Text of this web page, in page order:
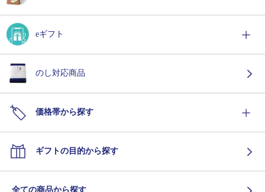
eギフト
のし対応商品
価格帯から探す
ギフトの目的から探す
全ての商品から探す